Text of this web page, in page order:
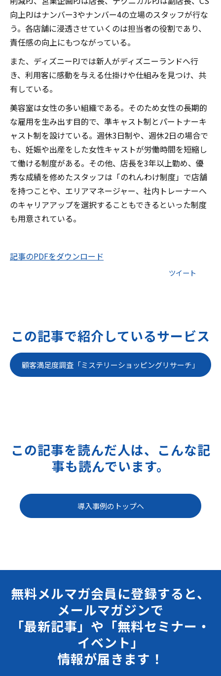
向上PJはナンバー3やナンバー4の立場のスタッフが行な
う。各店舗に浸透させていくのは担当者の役割であり、
責任感の向上にもつながっている。
また、ディズニーPJでは新人がディズニーランドへ行
き、利用客に感動を与える仕掛けや仕組みを見つけ、共
有している。
美容室は女性の多い組織である。そのため女性の長期的
な雇用を生み出す目的で、準キャスト制とパートナーキ
ャスト制を設けている。週休3日制や、週休2日の場合で
も、妊娠や出産をした女性キャストが労働時間を短縮し
て働ける制度がある。その他、店長を3年以上勤め、優
秀な成績を修めたスタッフは「のれんわけ制度」で店舗
を持つことや、エリアマネージャー、社内トレーナーへ
のキャリアアップを選択することもできるといった制度
も用意されている。
記事のPDFをダウンロード
ツイート
この記事で紹介しているサービス
顧客満足度調査「ミステリーショッピングリサーチ」
この記事を読んだ人は、こんな記
事も読んでいます。
導入事例のトップへ
無料メルマガ会員に登録すると、
メールマガジンで
「最新記事」や「無料セミナー・
イベント」
情報が届きます！